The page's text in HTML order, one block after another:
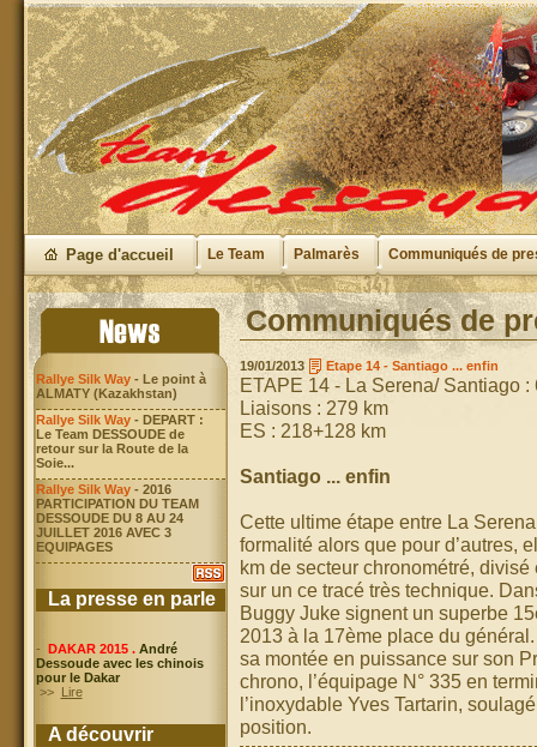
Page d'accueil Le Team Palmarès Communiqués de
Rallye Silk Way- Le point à
ALMATY (Kazakhstan)
Rallye Silk Way- DEPART :
Le Team DESSOUDE de
retour sur la Route de la
Soie...
Rallye Silk Way- 2016
PARTICIPATION DU TEAM
DESSOUDE DU 8 AU 24
JUILLET 2016 AVEC 3
EQUIPAGES
La presse en parle
- DAKAR 2015 . André
Dessoude avec les chinois
pour le Dakar
>>
Lire
A découvrir
Communiqués de
19/01/2013 Etape 14 - Santiago ... enfin
ETAPE 14 - La Serena/ Santiago :
Liaisons : 279 km
ES : 218+128 km
Santiago ... enfin
Cette ultime étape entre La
formalité alors que pour d’autres,
km de secteur chronométré,
sur un ce tracé très technique.
Buggy Juke signent un superbe
2013 à la 17ème place du
sa montée en puissance sur son
chrono, l’équipage N° 335 en
l’inoxydable Yves Tartarin,
position.